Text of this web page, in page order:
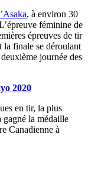
, à environ 30
féminine de
épreuves de tir
la finale se déroulant
journée des
2020
en tir, la plus
gagné la médaille
Canadienne à